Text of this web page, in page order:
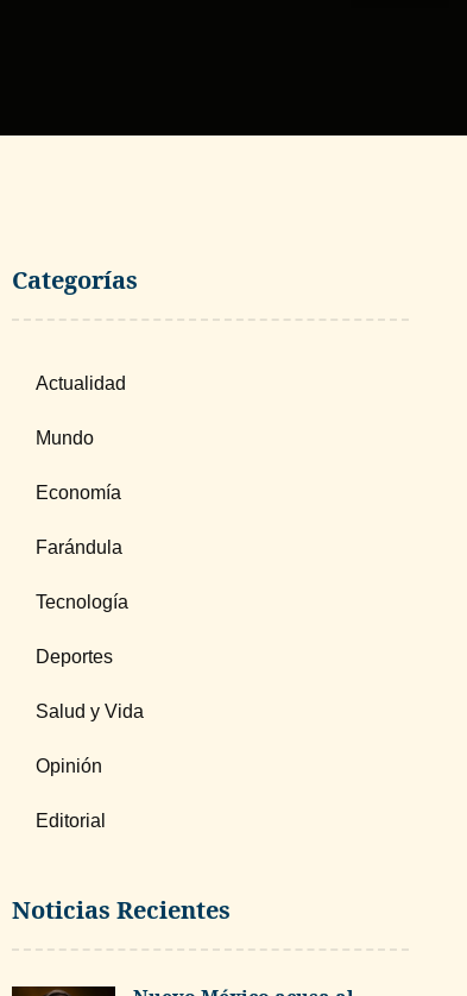
Categorías
Actualidad
Mundo
Economía
Farándula
Tecnología
Deportes
Salud y Vida
Opinión
Editorial
Noticias Recientes